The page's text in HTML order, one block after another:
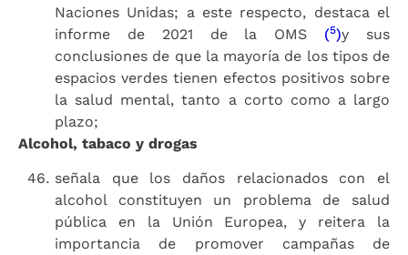
Naciones Unidas; a este respecto, destaca el
informe de 2021 de la OMS (5)y sus
conclusiones de que la mayoría de los tipos de
espacios verdes tienen efectos positivos sobre
la salud mental, tanto a corto como a largo
plazo;
Alcohol, tabaco y drogas
señala que los daños relacionados con el
alcohol constituyen un problema de salud
pública en la Unión Europea, y reitera la
importancia de promover campañas de